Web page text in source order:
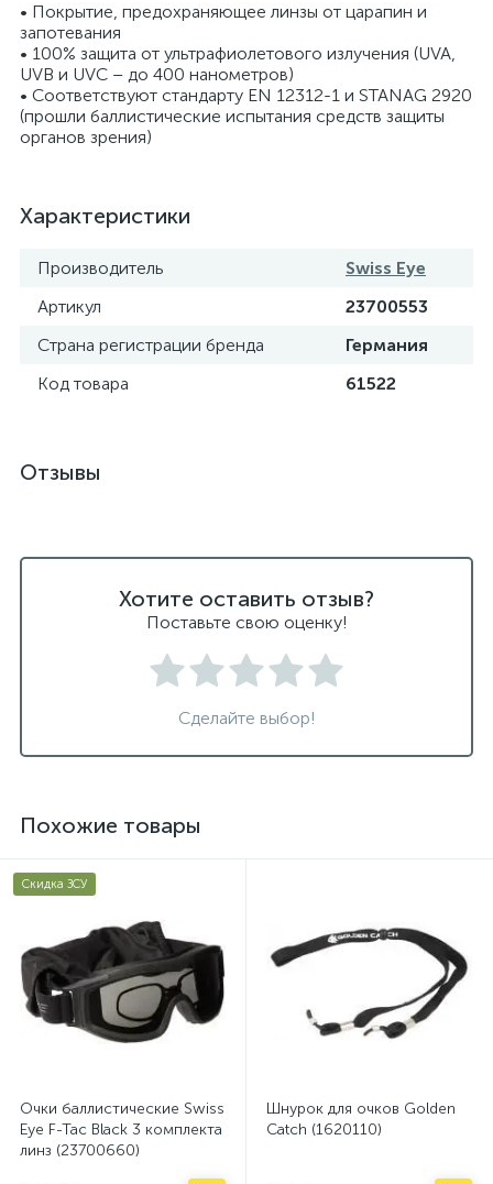
• Покрытие, предохраняющее линзы от царапин и
запотевания
• 100% защита от ультрафиолетового излучения (UVA,
UVB и UVC – до 400 нанометров)
• Соответствуют стандарту EN 12312-1 и STANAG 2920
(прошли баллистические испытания средств защиты
органов зрения)
Характеристики
Производитель
Swiss Eye
Артикул
23700553
Страна регистрации бренда
Германия
Код товара
61522
Отзывы
Хотите оставить отзыв?
Поставьте свою оценку!
Сделайте выбор!
Похожие товары
Скидка ЗСУ
Очки баллистические Swiss
Eye F-Tac Black 3 комплекта
линз (23700660)
Шнурок для очков Golden
Catch (1620110)